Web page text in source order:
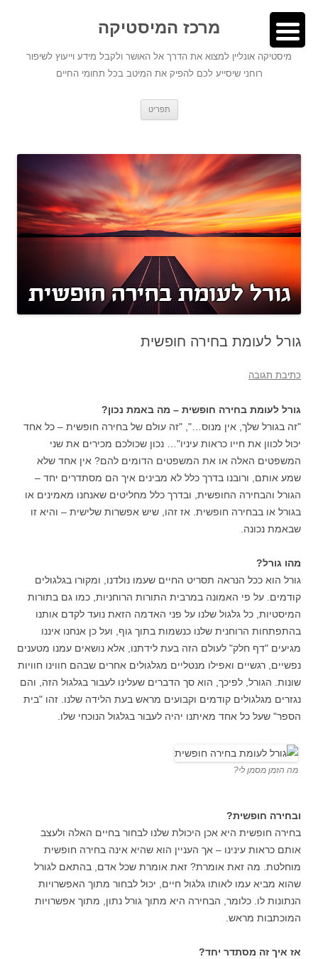
לתוכן
מרכז המיסטיקה
מיסטיקה אונליין למצוא את הדרך אל האושר ולקבל מידע וייעוץ לשיפור
רוחני שיסייע לכם להפיק את המיטב בכל תחומי החיים
תפריט
גורל לעומת בחירה חופשית
כתיבת תגובה
גורל לעומת בחירה חופשית – מה באמת נכון?
"זה בגורל שלך, אין מנוס…", "זה עולם של בחירה חופשית – כל אחד
יכול לכוון את חייו כראות עיניו"… נכון שכולכם מכירים את שני
המשפטים האלה או את המשפטים הדומים להם? אין אחד שלא
שמע אותם, ורובנו בדרך כלל לא מבינים איך הם מסתדרים יחד –
הגורל והבחירה החופשית, ובדרך כלל מחליטים שאנחנו מאמינים או
בגורל או בבחירה חופשית. אז זהו, שיש אפשרות שלישית – והיא זו
שבאמת נכונה.
מהו גורל?
גורל הוא ככל הנראה תסריט החיים שעמו נולדנו, ומקורו בגלגולים
קודמים. על פי האמונה במרבית התורות הרוחניות, כמו גם בתורות
המיסטיות, כל גלגול שלנו על פני האדמה הזאת נועד לקדם אותנו
בהתפתחות הרוחנית שלנו כנשמות בתוך גוף, ועל כן אנחנו איננו
מגיעים "דף חלק" לעולם הזה בעת לידתנו, אלא נושאים עמנו מטענים
נפשיים, רגשיים ואפילו מנטליים מגלגולים אחרים שבהם חווינו חוויות
שונות. הגורל, לפיכך, הוא סך הדברים שעלינו לעבור בגלגול הזה, והם
נגזרים מגלגולים קודמים וקבועים מראש בעת הלידה שלנו. זהו "בית
הספר" שעל כל אחד מאיתנו יהיה לעבור בגלגול הנוכחי שלו.
מה הזמן מסמן לי?
ובחירה חופשית?
בחירה חופשית היא אכן היכולת שלנו לבחור בחיים האלה ולעצב
אותם כראות עינינו – אך העניין הוא שהיא אינה בחירה חופשית
מוחלטת. מה זאת אומרת? זאת אומרת שכל אדם, בהתאם לגורל
שהוא מביא עמו לאותו גלגול חיים, יכול לבחור מתוך האפשרויות
הנתונות לו. כלומר, הבחירה היא מתוך גורל נתון, מתוך אפשרויות
המוכתבות מראש.
אז איך זה מסתדר יחד?